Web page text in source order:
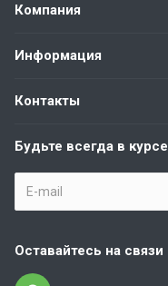
Компания
Информация
Контакты
Будьте всегда в курсе
Оставайтесь на связи